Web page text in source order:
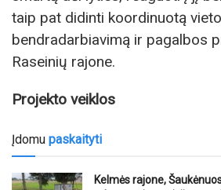
taip pat didinti koordinuotą
bendradarbiavimą ir pagalbos
Raseinių rajone.
Projekto veiklos
Įdomu paskaityti
Kelmės rajone,